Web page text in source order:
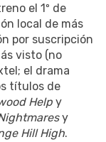
el 1º de
local de más
por suscripción
visto (no
el drama
títulos de
Help y
y
Hill High.